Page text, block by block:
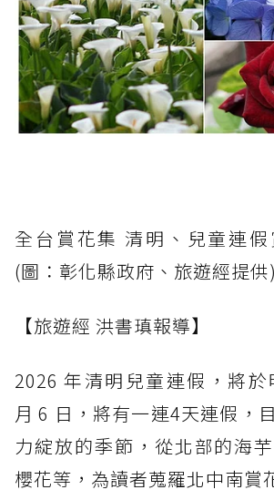
全台賞花集 清明、兒童連假
(圖：彰化縣政府、旅遊經提供)
【旅遊經 洪書瑱報導】
2026 年清明兒童連假，將
月 6 日，將有一連4天連假，
力綻放的季節，從北部的海
櫻花等，為讀者蒐羅北中南賞